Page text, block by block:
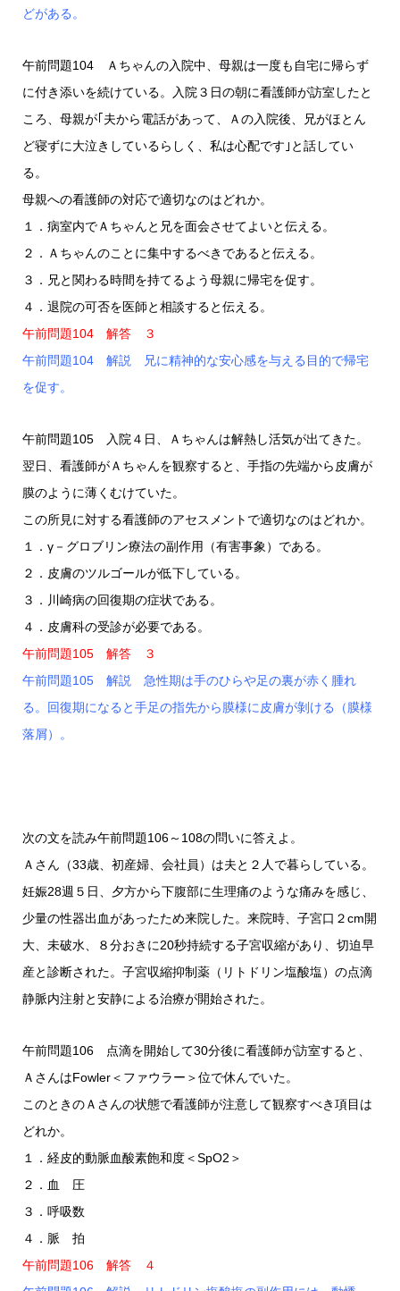
どがある。
午前問題104 Ａちゃんの入院中、母親は一度も自宅に帰らず
に付き添いを続けている。入院３日の朝に看護師が訪室したと
ころ、母親が｢夫から電話があって、Ａの入院後、兄がほとん
ど寝ずに大泣きしているらしく、私は心配です｣と話してい
る。
母親への看護師の対応で適切なのはどれか。
１．病室内でＡちゃんと兄を面会させてよいと伝える。
２．Ａちゃんのことに集中するべきであると伝える。
３．兄と関わる時間を持てるよう母親に帰宅を促す。
４．退院の可否を医師と相談すると伝える。
午前問題104 解答 ３
午前問題104 解説 兄に精神的な安心感を与える目的で帰宅
を促す。
午前問題105 入院４日、Ａちゃんは解熱し活気が出てきた。
翌日、看護師がＡちゃんを観察すると、手指の先端から皮膚が
膜のように薄くむけていた。
この所見に対する看護師のアセスメントで適切なのはどれか。
１．γ－グロブリン療法の副作用（有害事象）である。
２．皮膚のツルゴールが低下している。
３．川崎病の回復期の症状である。
４．皮膚科の受診が必要である。
午前問題105 解答 ３
午前問題105 解説 急性期は手のひらや足の裏が赤く腫れ
る。回復期になると手足の指先から膜様に皮膚が剝ける（膜様
落屑）。
次の文を読み午前問題106～108の問いに答えよ。
Ａさん（33歳、初産婦、会社員）は夫と２人で暮らしている。
妊娠28週５日、夕方から下腹部に生理痛のような痛みを感じ、
少量の性器出血があったため来院した。来院時、子宮口２cm開
大、未破水、８分おきに20秒持続する子宮収縮があり、切迫早
産と診断された。子宮収縮抑制薬（リトドリン塩酸塩）の点滴
静脈内注射と安静による治療が開始された。
午前問題106 点滴を開始して30分後に看護師が訪室すると、
ＡさんはFowler＜ファウラー＞位で休んでいた。
このときのＡさんの状態で看護師が注意して観察すべき項目は
どれか。
１．経皮的動脈血酸素飽和度＜SpO2＞
２．血 圧
３．呼吸数
４．脈 拍
午前問題106 解答 ４